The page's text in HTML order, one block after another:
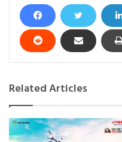
Related Articles